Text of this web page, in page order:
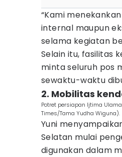
“Kami
internal maupun
selama kegiatan
Selain itu, fasilitas
minta seluruh pos
sewaktu-waktu
2. Mobilitas
Potret persiapan Ijtima
Times/Tama Yudha Wiguna).
Yuni
Selatan mulai
digunakan dalam